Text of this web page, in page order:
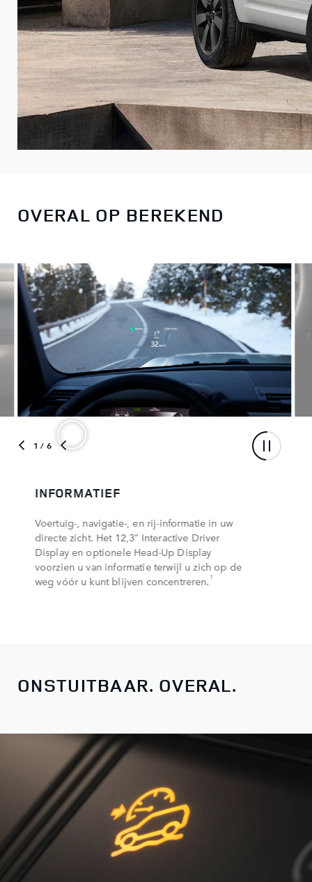
OVERAL OP BEREKEND
1 / 6
INFORMATIEF
Voertuig-, navigatie-, en rij-informatie in uw
directe zicht. Het 12,3” Interactive Driver
Display en optionele Head-Up Display
voorzien u van informatie terwijl u zich op de
weg vóór u kunt blijven concentreren. 1
ONSTUITBAAR. OVERAL.